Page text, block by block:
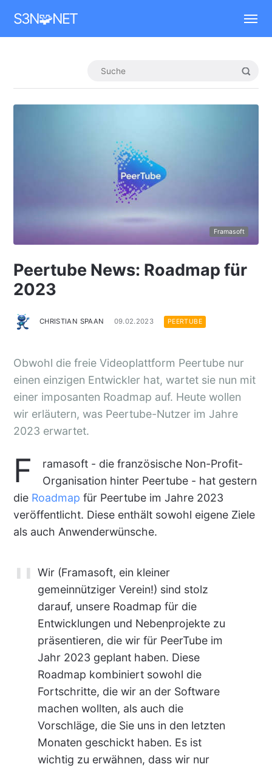
S3N🧩NET
Framasoft
Peertube News: Roadmap für
2023
CHRISTIAN SPAAN 09.02.2023 PEERTUBE
Obwohl die freie Videoplattform Peertube nur
einen einzigen Entwickler hat, wartet sie nun mit
einer imposanten Roadmap auf. Heute wollen
wir erläutern, was Peertube-Nutzer im Jahre
2023 erwartet.
F
ramasoft - die französische Non-Profit-
Organisation hinter Peertube - hat gestern
die Roadmap für Peertube im Jahre 2023
veröffentlicht. Diese enthält sowohl eigene Ziele
als auch Anwenderwünsche.
Wir (Framasoft, ein kleiner
gemeinnütziger Verein!) sind stolz
darauf, unsere Roadmap für die
Entwicklungen und Nebenprojekte zu
präsentieren, die wir für PeerTube im
Jahr 2023 geplant haben. Diese
Roadmap kombiniert sowohl die
Fortschritte, die wir an der Software
machen wollten, als auch die
Vorschläge, die Sie uns in den letzten
Monaten geschickt haben. Es ist
wichtig zu erwähnen, dass wir nur